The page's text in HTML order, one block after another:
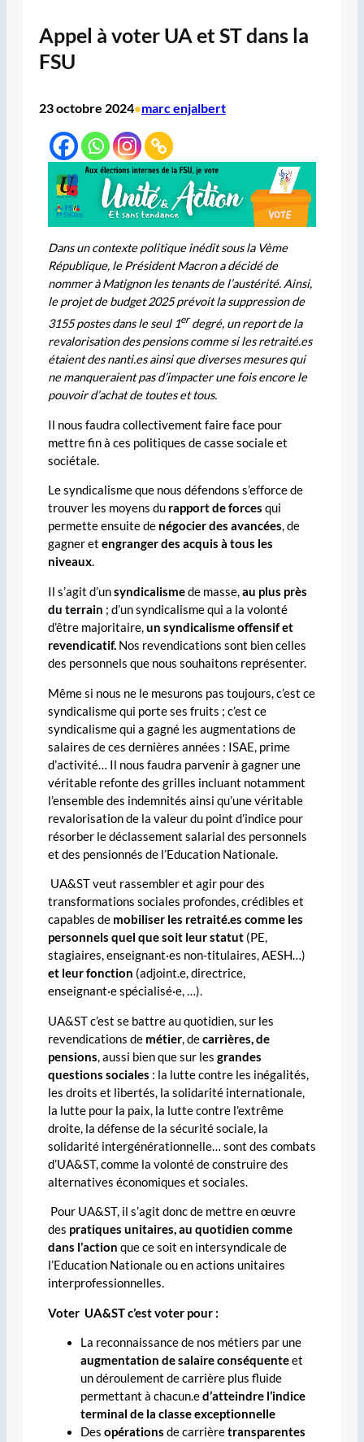
Appel à voter UA et ST dans la
FSU
23 octobre 2024•marc enjalbert
Dans un contexte politique inédit sous la Vème
République, le Président Macron a décidé de
nommer à Matignon les tenants de l’austérité. Ainsi,
le projet de budget 2025 prévoit la suppression de
3155 postes dans le seul 1erdegré, un report de la
revalorisation des pensions comme si les retraité.es
étaient des nanti.es ainsi que diverses mesures qui
ne manqueraient pas d’impacter une fois encore le
pouvoir d’achat de toutes et tous.
Il nous faudra collectivement faire face pour
mettre fin à ces politiques de casse sociale et
sociétale.
Le syndicalisme que nous défendons s’efforce de
trouver les moyens du rapport de forces qui
permette ensuite de négocier des avancées, de
gagner et engranger des acquis à tous les
niveaux.
Il s’agit d’unsyndicalismede masse,au plus près
du terrain ; d’un syndicalisme qui a la volonté
d’être majoritaire,un syndicalisme offensif et
revendicatif. Nos revendications sont bien celles
des personnels que nous souhaitons représenter.
Même si nous ne le mesurons pas toujours, c’est ce
syndicalisme qui porte ses fruits ; c’est ce
syndicalisme qui a gagné les augmentations de
salaires de ces dernières années : ISAE, prime
d’activité… Il nous faudra parvenir à gagner une
véritable refonte des grilles incluant notamment
l’ensemble des indemnités ainsi qu’une véritable
revalorisation de la valeur du point d’indice pour
résorber le déclassement salarial des personnels
et des pensionnés de l’Education Nationale.
UA&ST veut rassembler et agir pour des
transformations sociales profondes, crédibles et
capables de mobiliser les retraité.es comme les
personnels quel que soit leur statut(PE,
stagiaires, enseignant·es non-titulaires, AESH…)
et leur fonction (adjoint.e, directrice,
enseignant·e spécialisé·e, …).
UA&ST c’est se battre au quotidien, sur les
revendications de métier, decarrières, de
pensions, aussi bien que sur les grandes
questions sociales : la lutte contre les inégalités,
les droits et libertés, la solidarité internationale,
la lutte pour la paix, la lutte contre l’extrême
droite, la défense de la sécurité sociale, la
solidarité intergénérationnelle… sont des combats
d’UA&ST, comme la volonté de construire des
alternatives économiques et sociales.
Pour UA&ST, il s’agit donc de mettre en œuvre
des pratiques unitaires, au quotidien comme
dans l’action que ce soit en intersyndicale de
l’Education Nationale ou en actions unitaires
interprofessionnelles.
Voter UA&ST c’est voter pour:
La reconnaissance de nos métiers par une
augmentation de salaire conséquenteet
un déroulement de carrière plus fluide
permettant à chacun.ed’atteindre l’indice
terminal de la classe exceptionnelle
Des opérations de carrièretransparentes